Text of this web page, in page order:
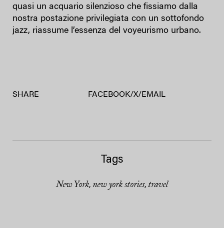
quasi un acquario silenzioso che fissiamo dalla
nostra postazione privilegiata con un sottofondo
jazz, riassume l’essenza del voyeurismo urbano.
SHARE FACEBOOK/X/ EMAIL
Tags
New York, new york stories, travel